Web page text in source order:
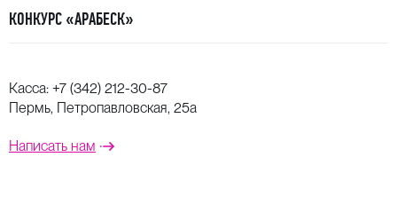
КОНКУРС «АРАБЕСК»
Касса: +7 (342) 212-30-87
Пермь, Петропавловская, 25а
Написать нам